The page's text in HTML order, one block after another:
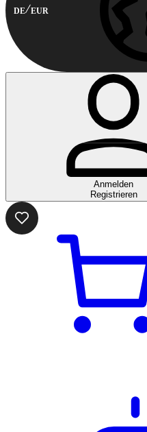
DE EUR
Anmelden
Registrieren